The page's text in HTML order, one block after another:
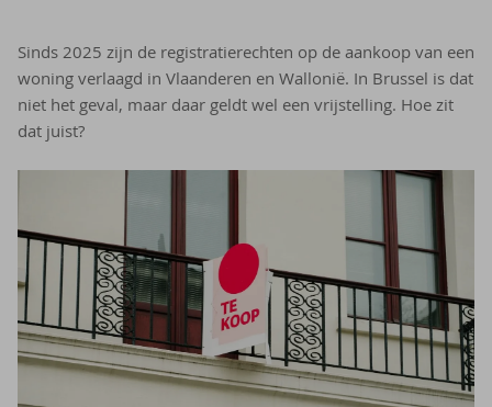
Sinds 2025 zijn de registratierechten op de aankoop van een
woning verlaagd in Vlaanderen en Wallonië. In Brussel is dat
niet het geval, maar daar geldt wel een vrijstelling. Hoe zit
dat juist?